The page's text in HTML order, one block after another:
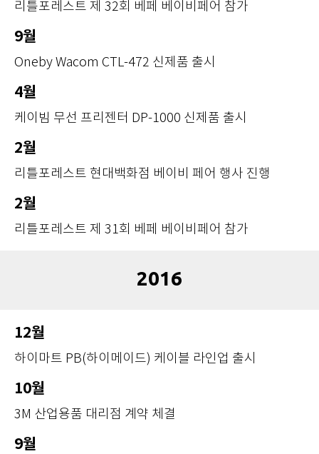
리틀포레스트 제 32회 베페 베이비페어 참가
9월
Oneby Wacom CTL-472 신제품 출시
4월
케이빔 무선 프리젠터 DP-1000 신제품 출시
2월
리틀포레스트 현대백화점 베이비 페어 행사 진행
2월
리틀포레스트 제 31회 베페 베이비페어 참가
2016
12월
하이마트 PB(하이메이드) 케이블 라인업 출시
10월
3M 산업용품 대리점 계약 체결
9월